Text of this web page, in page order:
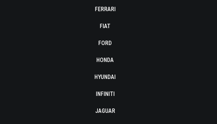
FERRARI
FIAT
FORD
HONDA
HYUNDAI
INFINITI
JAGUAR